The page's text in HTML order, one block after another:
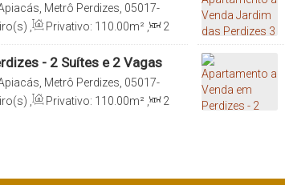
Metrô Perdizes, 05017-
Brasil Privativo: 110 .00m²
2
- 2 Suítes e 2 Vagas
Metrô Perdizes, 05017-
Brasil Privativo: 110 .00m²
2